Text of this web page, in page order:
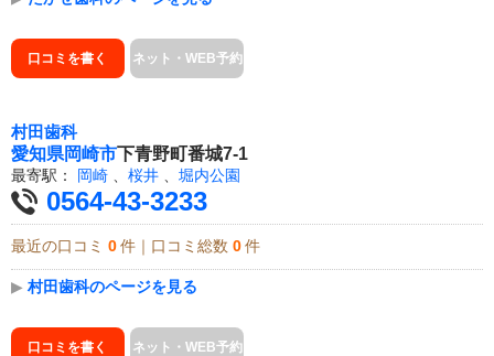
口コミを書く ネット・WEB予約
村田歯科
愛知県岡崎市下青野町番城7-1
最寄駅： 岡崎 桜井 堀内公園
0564-43-3233
最近の口コミ 0 件｜口コミ総数 0 件
▶ 村田歯科のページを見る
口コミを書く ネット・WEB予約